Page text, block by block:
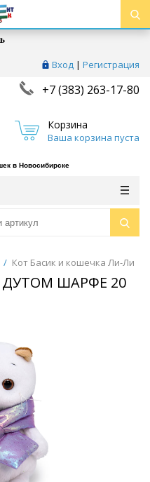
Вход | Регистрация
+7 (383) 263-17-80
Корзина
Ваша корзина пуста
в Новосибирске
/ Кот Басик и кошечка Ли-Ли
ДУТОМ ШАРФЕ 20